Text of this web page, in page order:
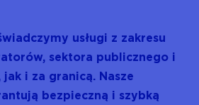
usługi z zakresu
sektora publicznego i
jak i za granicą. Nasze
bezpieczną i szybką